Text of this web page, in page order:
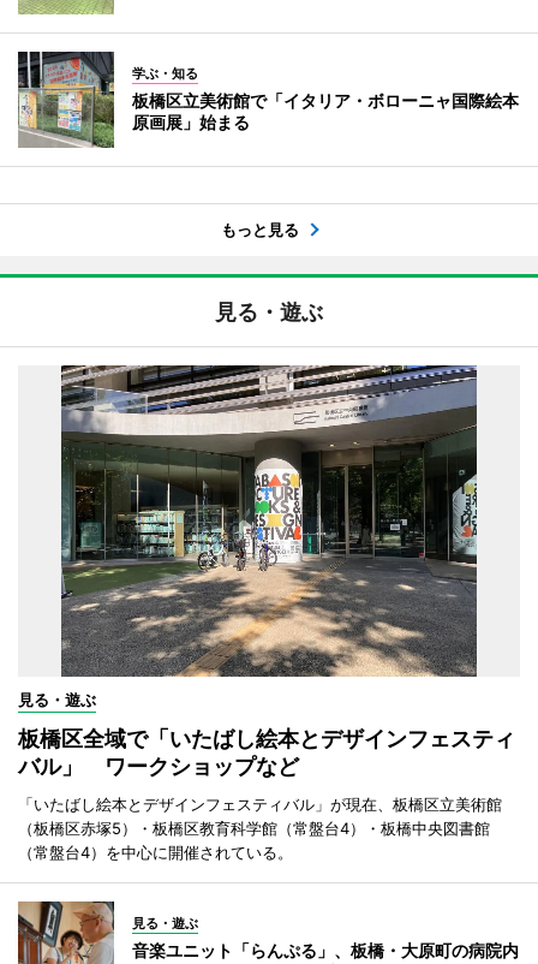
学ぶ・知る
板橋区立美術館で「イタリア・ボローニャ国際絵本
原画展」始まる
もっと見る
見る・遊ぶ
見る・遊ぶ
板橋区全域で「いたばし絵本とデザインフェスティ
バル」 ワークショップなど
「いたばし絵本とデザインフェスティバル」が現在、板橋区立美術館
（板橋区赤塚5）・板橋区教育科学館（常盤台4）・板橋中央図書館
（常盤台4）を中心に開催されている。
見る・遊ぶ
音楽ユニット「らんぷる」、板橋・大原町の病院内